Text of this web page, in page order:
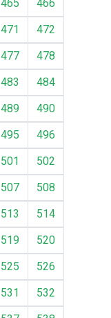
465
466
471
472
477
478
483
484
489
490
495
496
501
502
507
508
513
514
519
520
525
526
531
532